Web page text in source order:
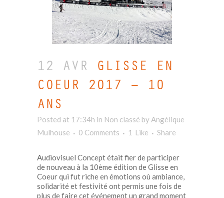
12 AVR GLISSE EN
COEUR 2017 – 10
ANS
Posted at 17:34h in Non classé by Angélique
Mulhouse
0 Comments 1 Like Share
Audiovisuel Concept était fier de participer
de nouveau à la 10ème édition de Glisse en
Coeur qui fut riche en émotions où ambiance,
solidarité et festivité ont permis une fois de
plus de faire cet événement un grand moment